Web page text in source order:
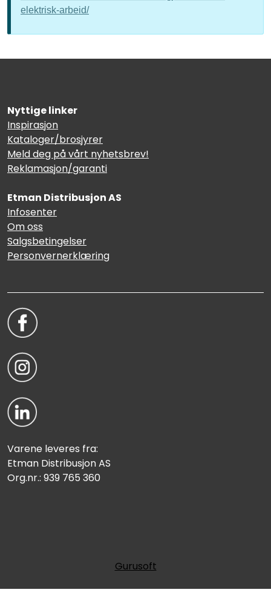
elektrisk-arbeid/
Nyttige linker
Inspirasjon
Kataloger/brosjyrer
Meld deg på vårt nyhetsbrev!
Reklamasjon/garanti
Etman Distribusjon AS
Infosenter
Om oss
Salgsbetingelser
Personvernerklæring
Varene leveres fra:
Etman Distribusjon AS
Org.nr.: 939 765 360
Gurusoft